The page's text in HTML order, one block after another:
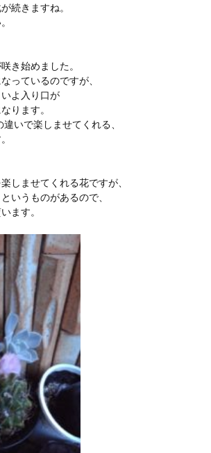
続きますね。
き始めました。
っているのですが、
よ入り口が
ります。
いで楽しませてくれる、
しませてくれる花ですが、
いうものがあるので、
ます。